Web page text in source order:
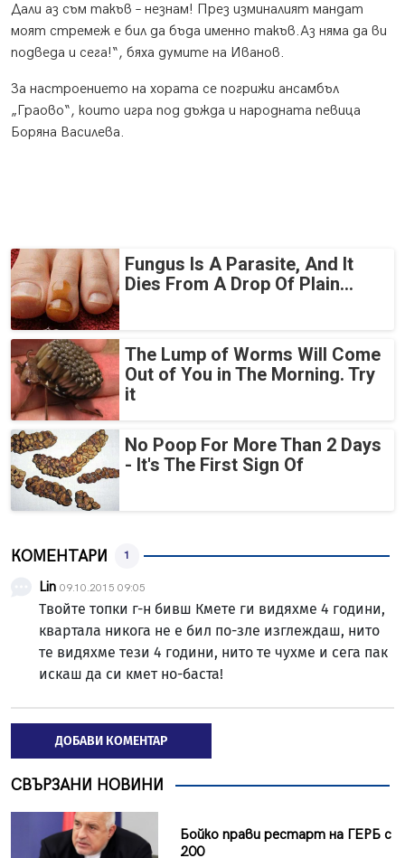
Дали аз съм такъв – незнам! През изминалият мандат
моят стремеж е бил да бъда именно такъв.Аз няма да ви
подведа и сега!“, бяха думите на Иванов.
За настроението на хората се погрижи ансамбъл
„Граово“, които игра под дъжда и народната певица
Боряна Василева.
Fungus Is A Parasite, And It
Dies From A Drop Of Plain...
The Lump of Worms Will Come
Out of You in The Morning. Try
it
No Poop For More Than 2 Days
- It's The First Sign Of
КОМЕНТАРИ 1
Lin 09.10.2015 09:05
Твойте топки г-н бивш Кмете ги видяхме 4 години,
квартала никога не е бил по-зле изглеждаш, нито
те видяхме тези 4 години, нито те чухме и сега пак
искаш да си кмет но-баста!
ДОБАВИ КОМЕНТАР
СВЪРЗАНИ НОВИНИ
Бойко прави рестарт на ГЕРБ с
200